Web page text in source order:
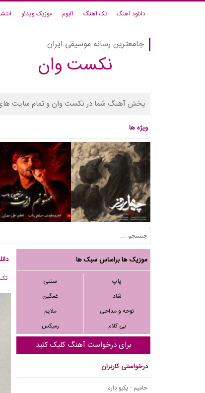
دانلود آهنگ تک آهنگ آلبوم موزیک ویدئو
جامعترین رسانه موسیقی ایران
نکست وان
پخش آهنگ شما در نکست وان و تمام سایت
ویژه ها
موزیک ها براساس سبک ها
پاپ
سنتی
شاد
غمگین
نوحه و مداحی
ملایم
بی کلام
رمیکس
برای درخواست آهنگ کلیک کنید
درخواستی کاربران
حامیم - یکیو دارم